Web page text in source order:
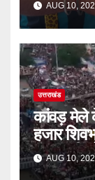
AUG 10,
उत्तराखंड
कांवड़
हजार
गंतव्य की
AUG 10,